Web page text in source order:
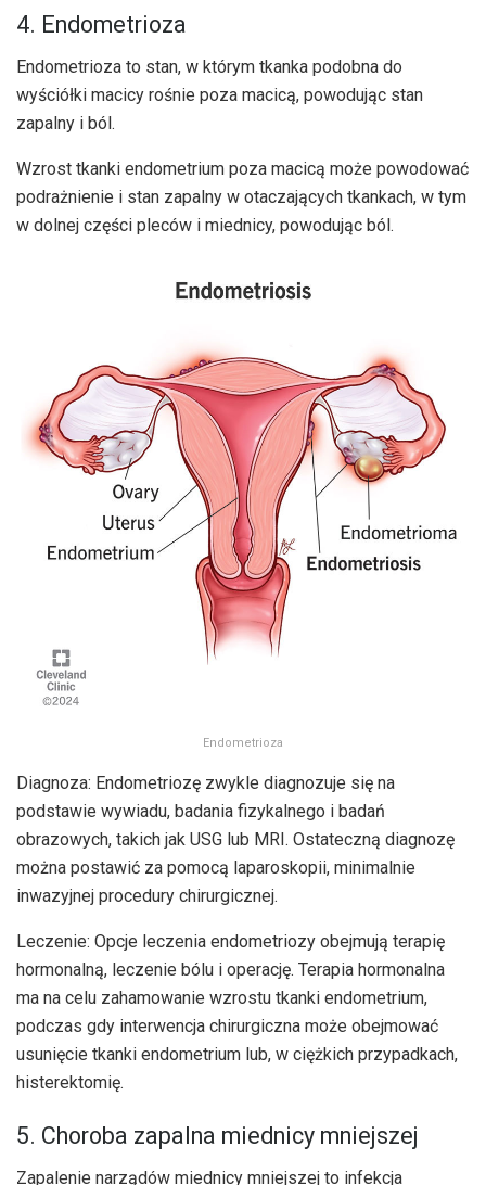
4. Endometrioza
Endometrioza to stan, w którym tkanka podobna do
wyściółki macicy rośnie poza macicą, powodując stan
zapalny i ból.
Wzrost tkanki endometrium poza macicą może powodować
podrażnienie i stan zapalny w otaczających tkankach, w tym
w dolnej części pleców i miednicy, powodując ból.
Endometrioza
Diagnoza: Endometriozę zwykle diagnozuje się na
podstawie wywiadu, badania fizykalnego i badań
obrazowych, takich jak USG lub MRI. Ostateczną diagnozę
można postawić za pomocą laparoskopii, minimalnie
inwazyjnej procedury chirurgicznej.
Leczenie: Opcje leczenia endometriozy obejmują terapię
hormonalną, leczenie bólu i operację. Terapia hormonalna
ma na celu zahamowanie wzrostu tkanki endometrium,
podczas gdy interwencja chirurgiczna może obejmować
usunięcie tkanki endometrium lub, w ciężkich przypadkach,
histerektomię.
5. Choroba zapalna miednicy mniejszej
Zapalenie narządów miednicy mniejszej to infekcja